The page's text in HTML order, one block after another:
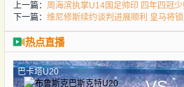
上一篇： 周海滨执掌U14国足帅印 四年四冠
下一篇： 维尼修斯续约谈判进展顺利 皇马将
热点直播
巴卡塔U20